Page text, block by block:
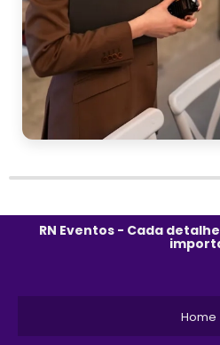
RN Eventos - Cada
Home